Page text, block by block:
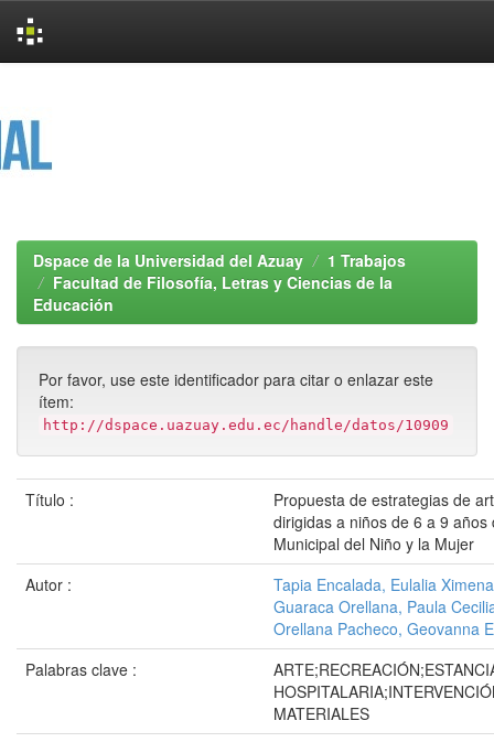
Dspace de la Universidad del Azuay
1 Trabajos
Facultad de Filosofía, Letras y Ciencias de la
Educación
Por favor, use este identificador para citar o enlazar este
ítem:
http://dspace.uazuay.edu.ec/handle/datos/10909
Título :
Propuesta de estrategias de
dirigidas a niños de 6 a 9 años
Municipal del Niño y la Mujer
Autor :
Tapia Encalada, Eulalia Ximena
Guaraca Orellana, Paula
Orellana Pacheco, Geovanna
Palabras clave :
MATERIALES